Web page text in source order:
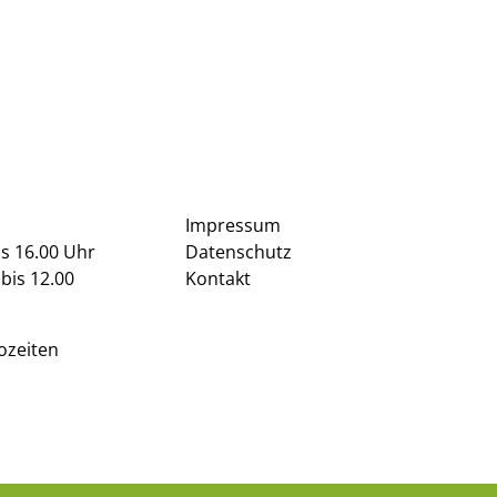
16.00 Uhr
12.00
Impressum
Datenschutz
Kontakt